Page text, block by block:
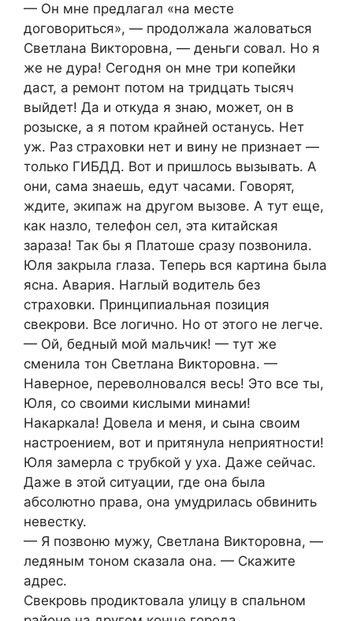
— Он мне предлагал «на месте
договориться», — продолжала жаловаться
Светлана Викторовна, — деньги совал. Но я
же не дура! Сегодня он мне три копейки
даст, а ремонт потом на тридцать тысяч
выйдет! Да и откуда я знаю, может, он в
розыске, а я потом крайней останусь. Нет
уж. Раз страховки нет и вину не признает —
только ГИБДД. Вот и пришлось вызывать. А
они, сама знаешь, едут часами. Говорят,
ждите, экипаж на другом вызове. А тут еще,
как назло, телефон сел, эта китайская
зараза! Так бы я Платоше сразу позвонила.
Юля закрыла глаза. Теперь вся картина была
ясна. Авария. Наглый водитель без
страховки. Принципиальная позиция
свекрови. Все логично. Но от этого не легче.
— Ой, бедный мой мальчик! — тут же
сменила тон Светлана Викторовна. —
Наверное, переволновался весь! Это все ты,
Юля, со своими кислыми минами!
Накаркала! Довела и меня, и сына своим
настроением, вот и притянула неприятности!
Юля замерла с трубкой у уха. Даже сейчас.
Даже в этой ситуации, где она была
абсолютно права, она умудрилась обвинить
невестку.
— Я позвоню мужу, Светлана Викторовна, —
ледяным тоном сказала она. — Скажите
адрес.
Свекровь продиктовала улицу в спальном